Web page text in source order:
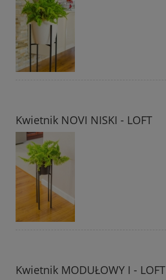
Kwietnik NOVI NISKI - LOFT
Kwietnik MODUŁOWY I - LOFT